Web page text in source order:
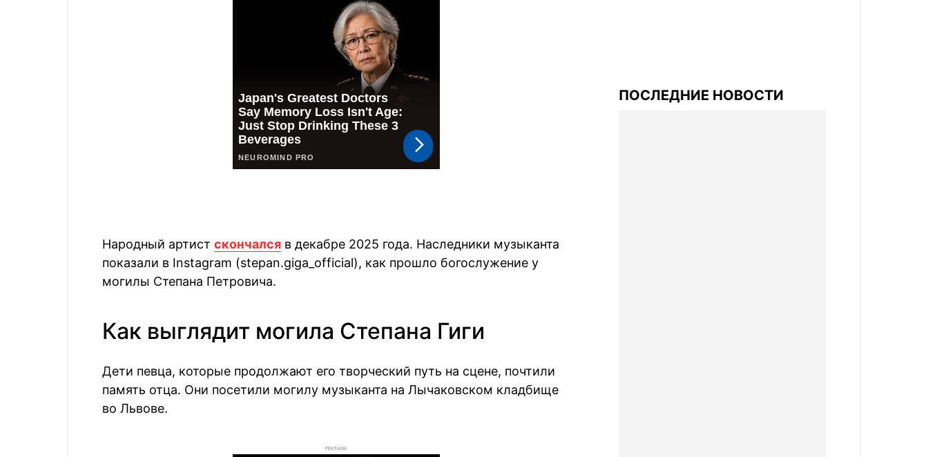
Народный артист скончался в декабре 2025 года. Наследники музыканта
показали в Instagram (stepan.giga_official), как прошло богослужение у
могилы Степана Петровича.
Как выглядит могила Степана Гиги
Дети певца, которые продолжают его творческий путь на сцене, почтили
память отца. Они посетили могилу музыканта на Лычаковском кладбище
во Львове.
РЕКЛАМА
ПОСЛЕДНИЕ НОВОСТИ